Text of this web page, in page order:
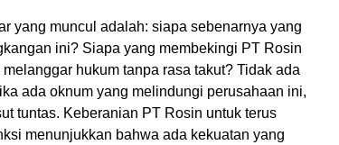
yang muncul adalah: siapa sebenarnya yang
ini? Siapa yang membekingi PT Rosin
hukum tanpa rasa takut? Tidak ada
ada oknum yang melindungi perusahaan ini,
tuntas. Keberanian PT Rosin untuk terus
menunjukkan bahwa ada kekuatan yang